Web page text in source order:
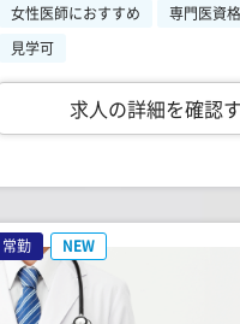
女性医師におすすめ
専門医資
見学可
求人の詳細を確認
常勤
NEW